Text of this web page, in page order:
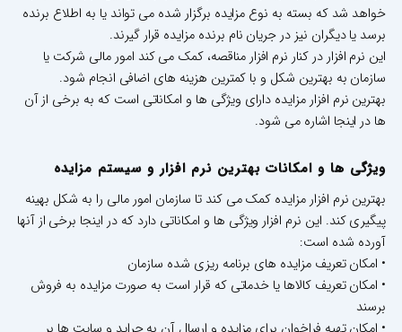
خواهد شد که بسته به نوع مزایده برگزار شده می تواند یا به اطلاع برنده
برسد یا دیگران نیز در جریان نام برنده مزایده قرار گیرند.
این نرم افزار در کنار نرم افزار مناقصه، کمک می کند امور مالی شرکت یا
سازمان به بهترین شکل و با کمترین هزینه های اضافی انجام شود.
بهترین نرم افزار مزایده دارای ویژگی ها و امکاناتی است که به برخی از آن
ها در اینجا اشاره می شود.
ویژگی ها و امکانات بهترین نرم افزار و سیستم مزایده
بهترین نرم افزار مزایده کمک می کند تا سازمان امور مالی را به شکل بهینه
پیگیری کند. این نرم افزار ویژگی ها و امکاناتی دارد که در اینجا برخی از آنها
آورده شده است:
• امکان تعریف مزایده های برنامه ریزی شده سازمان
• امکان تعریف کالاها یا خدماتی که قرار است به صورت مزایده به فروش
برسند